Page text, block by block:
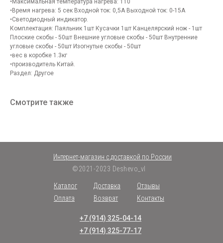
•Максимальная температура нагрева: 110
•Время нагрева: 5 сек Входной ток: 0,5А Выходной ток: 0-15А
•Светодиодный индикатор.
Комплектация: Паяльник 1шт Кусачки 1шт Канцелярский нож - 1шт
Плоские скобы - 50шт Внешние угловые скобы - 50шт Внутренние
угловые скобы - 50шт Изогнутые скобы - 50шт
•вес в коробке 1.3кг
•производитель Китай.
Раздел: Другое
Смотрите также
©2021-2023 Deshevo_vl
Каталог
Интернет-магазин с доставкой по России
Возврат
Отзывы
Оплата
Контакты
Доставка
+7 (914) 325-04-14
+7 (914) 325-77-17